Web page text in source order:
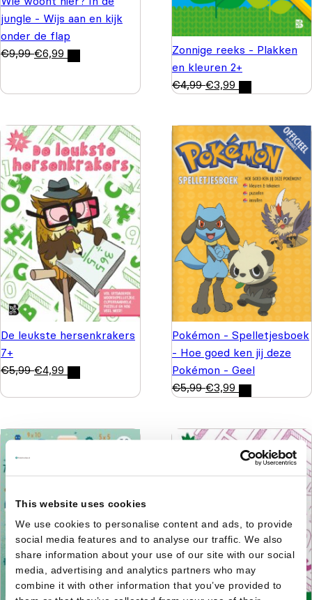
This website uses cookies
We use cookies to personalise content and ads, to provide
social media features and to analyse our traffic. We also
share information about your use of our site with our social
media, advertising and analytics partners who may
combine it with other information that you’ve provided to
jungle - Wijs aan en kijk
onder de flap
€9,99 €6,99
Zonnige reeks - Plakken
en kleuren 2+
€4,99 €3,99
De leukste hersenkrakers
7+
€5,99 €4,99
Pokémon - Spelletjesboek
- Hoe goed ken jij deze
Pokémon - Geel
€5,99 €3,99